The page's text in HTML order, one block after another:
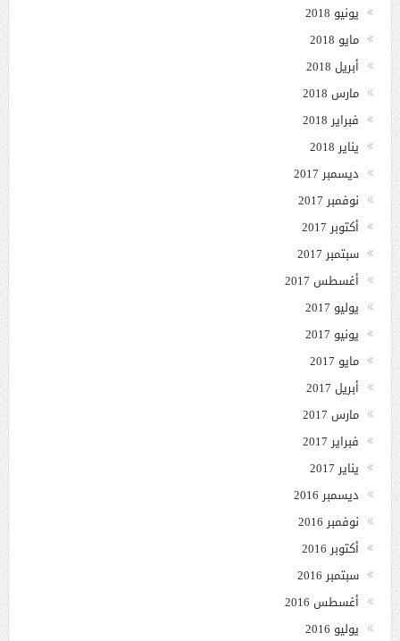
يونيو 2018
مايو 2018
أبريل 2018
مارس 2018
فبراير 2018
يناير 2018
ديسمبر 2017
نوفمبر 2017
أكتوبر 2017
سبتمبر 2017
أغسطس 2017
يوليو 2017
يونيو 2017
مايو 2017
أبريل 2017
مارس 2017
فبراير 2017
يناير 2017
ديسمبر 2016
نوفمبر 2016
أكتوبر 2016
سبتمبر 2016
أغسطس 2016
يوليو 2016